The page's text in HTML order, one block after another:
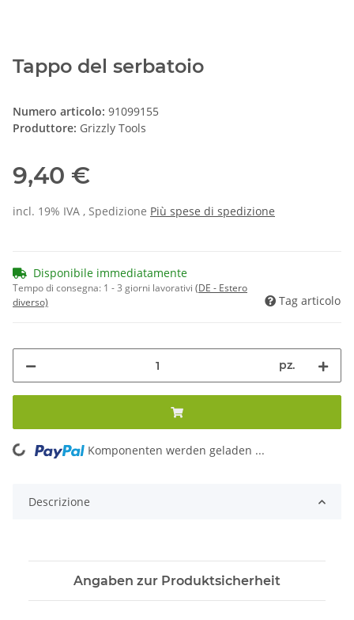
Tappo del serbatoio
Numero articolo: 91099155
Produttore: Grizzly Tools
9,40 €
incl. 19% IVA , Spedizione Più spese di spedizione
Disponibile immediatamente
Tempo di consegna: 1 - 3 giorni lavorativi (DE - Estero
diverso)
Tag articolo
pz.
Loading... Komponenten werden geladen ...
Descrizione
Angaben zur Produktsicherheit